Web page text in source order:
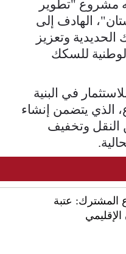
مشروع "تطوير
الهادف إلى
وتعزيز
للسكك
في البنية
الذي يتضمن إنشاء
وتخفيف
المشترك: عتبة